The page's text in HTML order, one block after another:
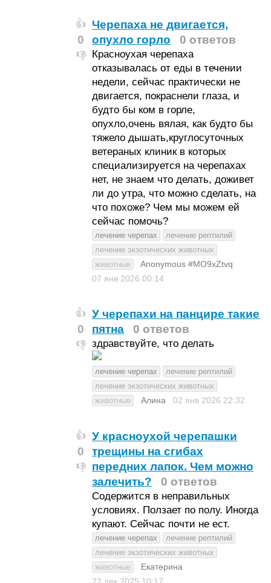
👍
0
👎
Черепаха не двигается,
опухло горло
0 ответов
Красноухая черепаха
отказывалась от еды в течении
недели, сейчас практически не
двигается, покраснели глаза, и
будто бы ком в горле,
опухло,очень вялая, как будто бы
тяжело дышать,круглосуточных
ветераных клиник в которых
специализируется на черепахах
нет, не знаем что делать, доживет
ли до утра, что можно сделать, на
что похоже? Чем мы можем ей
сейчас помочь?
лечение черепах
лечение рептилий
лечение экзотических животных
животные
Anonymous #MO9xZtvq
07 янв 2026 00:14
👍
0
👎
У черепахи на панцире такие
пятна
0 ответов
здравствуйте, что делать
лечение черепах
лечение рептилий
лечение экзотических животных
животные
Алина 02 янв 2026 22:32
👍
0
👎
У красноухой черепашки
трещины на сгибах
передних лапок. Чем можно
залечить?
0 ответов
Содержится в неправильных
условиях. Ползает по полу. Иногда
купают. Сейчас почти не ест.
лечение черепах
лечение рептилий
лечение экзотических животных
животные
Екатерина